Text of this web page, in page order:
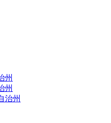
州
州
治州